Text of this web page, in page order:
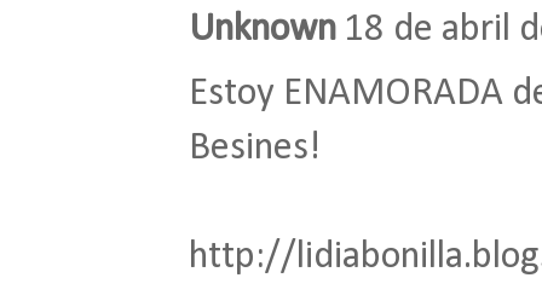
Unknown 18 de abril
Estoy ENAMORADA
Besines!
http://